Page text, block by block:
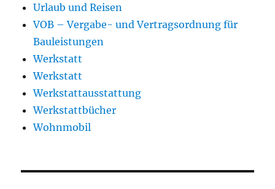
Urlaub und Reisen
VOB – Vergabe- und Vertragsordnung für
Bauleistungen
Werkstatt
Werkstatt
Werkstattausstattung
Werkstattbücher
Wohnmobil